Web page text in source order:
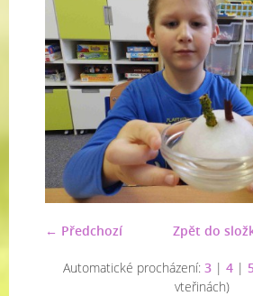
← Předchozí Zpět do
Automatické procházení: 3 | 4 |
vteřinách)